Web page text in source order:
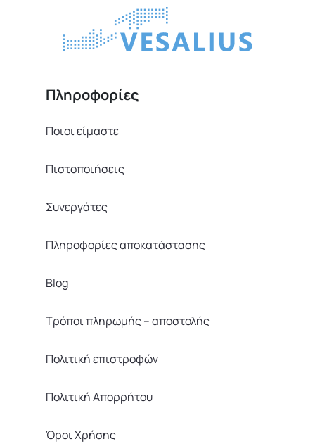
Πληροφορίες
Ποιοι είμαστε
Πιστοποιήσεις
Συνεργάτες
Πληροφορίες αποκατάστασης
Blog
Τρόποι πληρωμής – αποστολής
Πολιτική επιστροφών
Πολιτική Απορρήτου
Όροι Χρήσης